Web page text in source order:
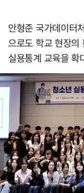
안형준 국가데이터
으로도 학교 현장
실용통계 교육을